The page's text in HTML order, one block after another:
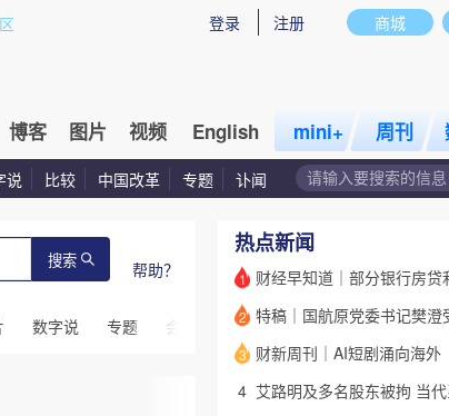
商城
登录 注册
博客 图片 视频 English mini+ 周刊
说 比较 中国改革 专题 讣闻
搜索 帮助？
数字说 专题 会议 话题 特别呈现 私房课
热点新闻
1
2
3 财新周刊｜AI短剧涌向海外
4